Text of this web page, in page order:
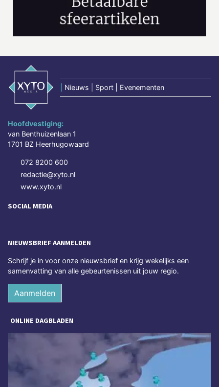
Nieuws | Sport | Evenementen
Hoofdvestiging:
van Benthuizenlaan 1
1701 BZ Heerhugowaard
072 8200 600
redactie@xyto.nl
www.xyto.nl
SOCIAL MEDIA
NIEUWSBRIEF AANMELDEN
Schrijf je in voor onze nieuwsbrief en krijg wekelijks een
samenvatting van alle gebeurtenissen uit jouw regio.
Aanmelden
ONLINE DAGBLADEN